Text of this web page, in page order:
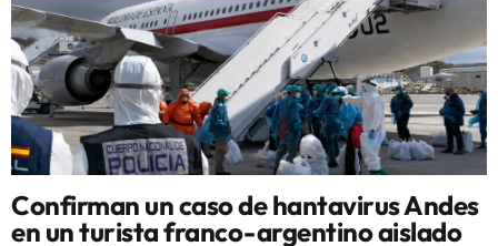
Confirman un caso de hantavirus Andes
en un turista franco-argentino aislado